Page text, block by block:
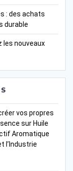
: des achats
durable
les nouveaux
vos propres
sur Huile
Aromatique
l’Industrie